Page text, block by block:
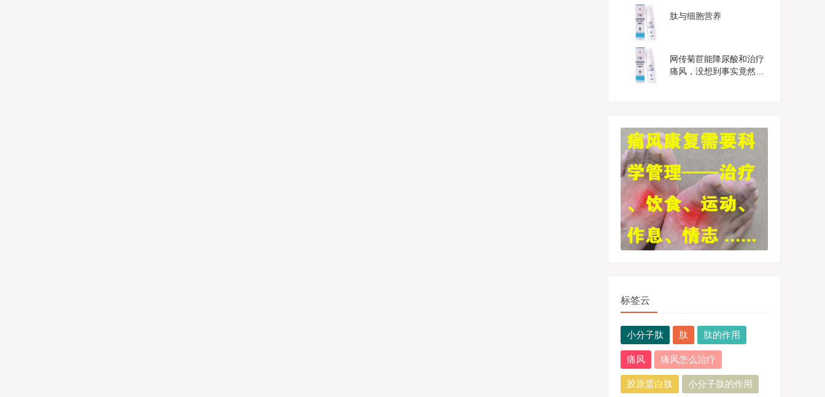
肽与细胞营养
网传菊苣能降尿酸和治疗
痛风，没想到事实竟然是
标签云
小分子肽 肽 肽的作用
痛风 痛风怎么治疗
胶原蛋白肽 小分子肽的作用